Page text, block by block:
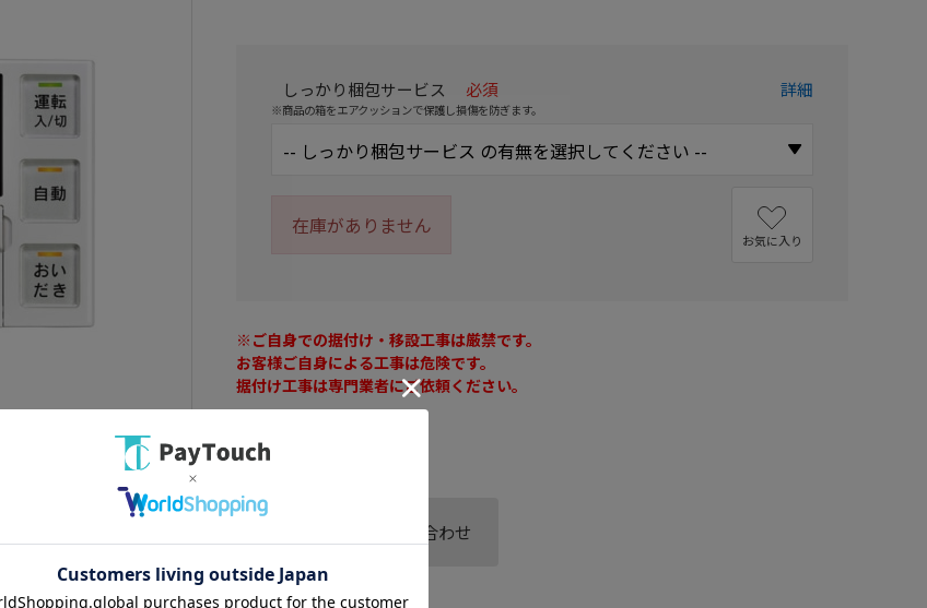
しっかり梱包サービス 必須
※商品の箱をエアクッションで保護し損傷を防ぎます。
詳細
在庫がありません
お気に入り
※ご自身での据付け・移設工事は厳禁です。
お客様ご自身による工事は危険です。
据付け工事は専門業者にご依頼ください。
この商品へのお問い合わせ